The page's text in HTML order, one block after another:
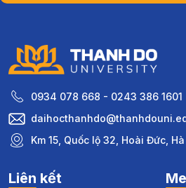
0934 078 668 - 0243 386 1601
Km 15, Quốc lộ 32, Hoài Đức,
Liên kết